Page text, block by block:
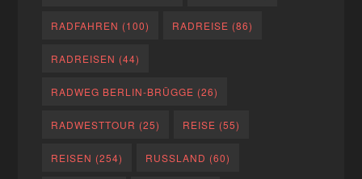
RADFAHREN (100) RADREISE (86)
RADREISEN (44)
RADWEG BERLIN-BRÜGGE (26)
RADWESTTOUR (25) REISE (55)
REISEN (254) RUSSLAND (60)